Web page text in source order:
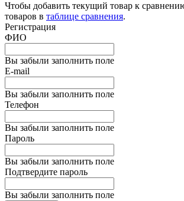
Чтобы добавить текущий товар к
товаров в таблице сравнения.
Регистрация
ФИО
Вы забыли заполнить поле
E-mail
Вы забыли заполнить поле
Телефон
Вы забыли заполнить поле
Пароль
Вы забыли заполнить поле
Подтвердите пароль
Вы забыли заполнить поле